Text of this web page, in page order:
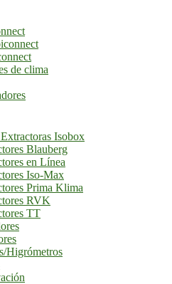
de clima
Isobox
Blauberg
en Línea
Iso-Max
Prima Klima
RVK
TT
Higrómetros